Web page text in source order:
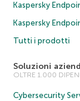
Kaspersky
Kaspersky
Tutti i prodotti
Soluzioni
OLTRE 1.000
Cybersecurity